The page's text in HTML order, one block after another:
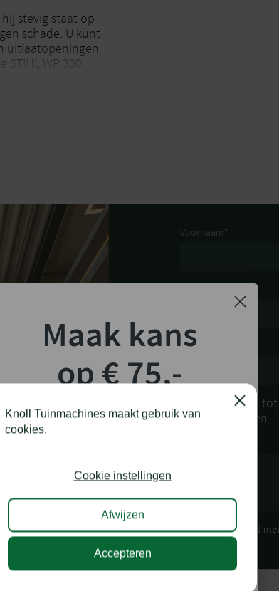
stevig staat op
schade. U kunt
uitlaatopeningen
WP 300
kunnen worden
van
Voornaam *
Datum
Zaterdag open
zondag gesloten
Ik ga akkoord
Knoll Tuinmachines maakt gebruik van
cookies.
Close
Cookie instellingen
Afwijzen
Accepteren
Maak kans
op € 75,-
shoptegoed!
Ik doe graag mee!